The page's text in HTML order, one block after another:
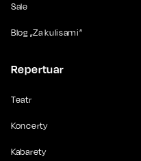
Sale
Blog „Za kulisami”
Repertuar
Teatr
Koncerty
Kabarety